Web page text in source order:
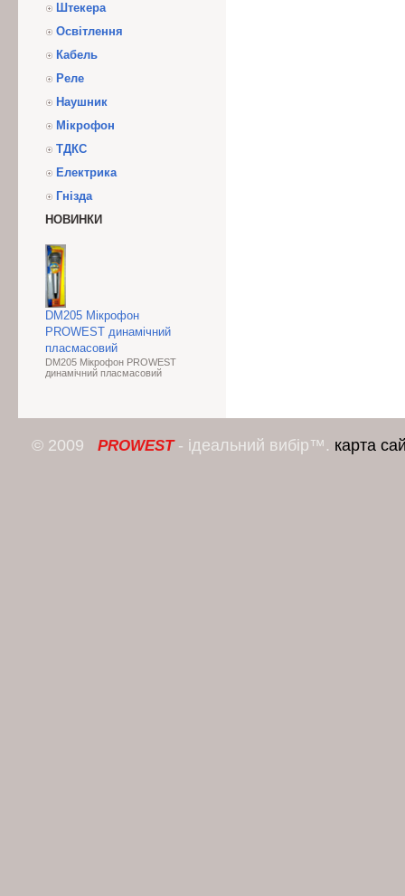
Штекера
Освітлення
Кабель
Реле
Наушник
Мікрофон
ТДКС
Електрика
Гнізда
НОВИНКИ
DM205 Мікрофон
PROWEST динамічний
пласмасовий
DM205 Мікрофон PROWEST
динамічний пласмасовий
© 2009 PROWEST- ідеальний вибір™. карта